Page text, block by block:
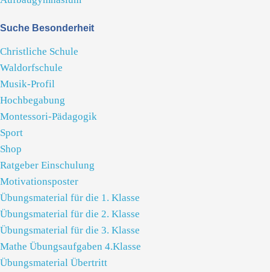
Suche Besonderheit
Christliche Schule
Waldorfschule
Musik-Profil
Hochbegabung
Montessori-Pädagogik
Sport
Shop
Ratgeber Einschulung
Motivationsposter
Übungsmaterial für die 1. Klasse
Übungsmaterial für die 2. Klasse
Übungsmaterial für die 3. Klasse
Mathe Übungsaufgaben 4.Klasse
Übungsmaterial Übertritt